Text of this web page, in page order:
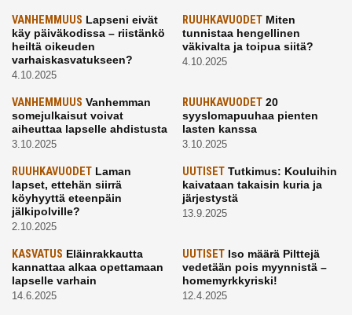
VANHEMMUUS Lapseni eivät
käy päiväkodissa – riistänkö
heiltä oikeuden
varhaiskasvatukseen?
4.10.2025
RUUHKAVUODETMiten
tunnistaa hengellinen
väkivalta ja toipua siitä?
4.10.2025
VANHEMMUUS Vanhemman
somejulkaisut voivat
aiheuttaa lapselle ahdistusta
3.10.2025
RUUHKAVUODET20
syyslomapuuhaa pienten
lasten kanssa
3.10.2025
RUUHKAVUODET Laman
lapset, ettehän siirrä
köyhyyttä eteenpäin
jälkipolville?
2.10.2025
UUTISETTutkimus: Kouluihin
kaivataan takaisin kuria ja
järjestystä
13.9.2025
KASVATUS Eläinrakkautta
kannattaa alkaa opettamaan
lapselle varhain
14.6.2025
UUTISETIso määrä Pilttejä
vedetään pois myynnistä –
homemyrkkyriski!
12.4.2025